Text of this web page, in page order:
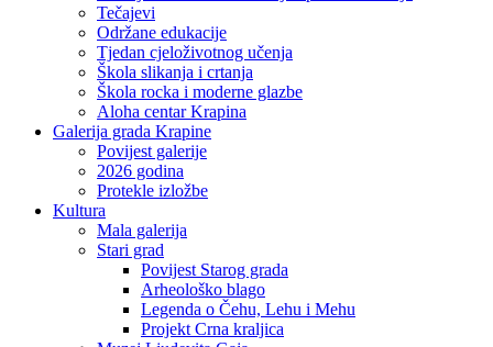
Tečajevi
Održane edukacije
Tjedan cjeloživotnog učenja
Škola slikanja i crtanja
Škola rocka i moderne glazbe
Aloha centar Krapina
Galerija grada Krapine
Povijest galerije
2026 godina
Protekle izložbe
Kultura
Mala galerija
Stari grad
Povijest Starog grada
Arheološko blago
Legenda o Čehu, Lehu i Mehu
Projekt Crna kraljica